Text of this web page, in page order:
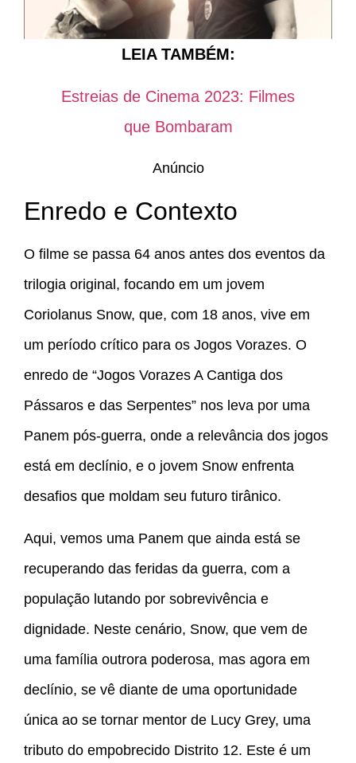
LEIA TAMBÉM:
Estreias de Cinema 2023: Filmes
que Bombaram
Anúncio
Enredo e Contexto
O filme se passa 64 anos antes dos eventos da
trilogia original, focando em um jovem
Coriolanus Snow, que, com 18 anos, vive em
um período crítico para os Jogos Vorazes. O
enredo de “Jogos Vorazes A Cantiga dos
Pássaros e das Serpentes” nos leva por uma
Panem pós-guerra, onde a relevância dos jogos
está em declínio, e o jovem Snow enfrenta
desafios que moldam seu futuro tirânico.
Aqui, vemos uma Panem que ainda está se
recuperando das feridas da guerra, com a
população lutando por sobrevivência e
dignidade. Neste cenário, Snow, que vem de
uma família outrora poderosa, mas agora em
declínio, se vê diante de uma oportunidade
única ao se tornar mentor de Lucy Grey, uma
tributo do empobrecido Distrito 12. Este é um